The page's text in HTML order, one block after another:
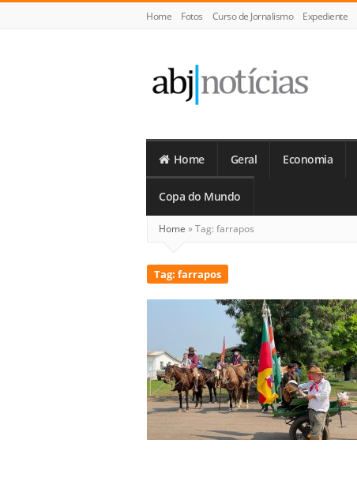
Home Fotos Curso de Jornalismo Expediente
Notícias
Home Geral Economia
Copa do Mundo
Home »Tag: farrapos
Tag: farrapos